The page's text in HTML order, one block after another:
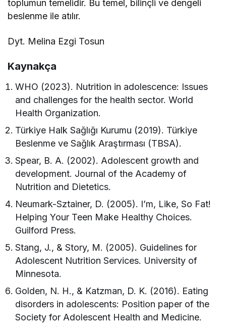
toplumun temelidir. Bu temel, bilinçli ve dengeli
beslenme ile atılır.
Dyt. Melina Ezgi Tosun
Kaynakça
WHO (2023). Nutrition in adolescence: Issues
and challenges for the health sector. World
Health Organization.
Türkiye Halk Sağlığı Kurumu (2019). Türkiye
Beslenme ve Sağlık Araştırması (TBSA).
Spear, B. A. (2002). Adolescent growth and
development. Journal of the Academy of
Nutrition and Dietetics.
Neumark-Sztainer, D. (2005). I’m, Like, So Fat!
Helping Your Teen Make Healthy Choices.
Guilford Press.
Stang, J., & Story, M. (2005). Guidelines for
Adolescent Nutrition Services. University of
Minnesota.
Golden, N. H., & Katzman, D. K. (2016). Eating
disorders in adolescents: Position paper of the
Society for Adolescent Health and Medicine.